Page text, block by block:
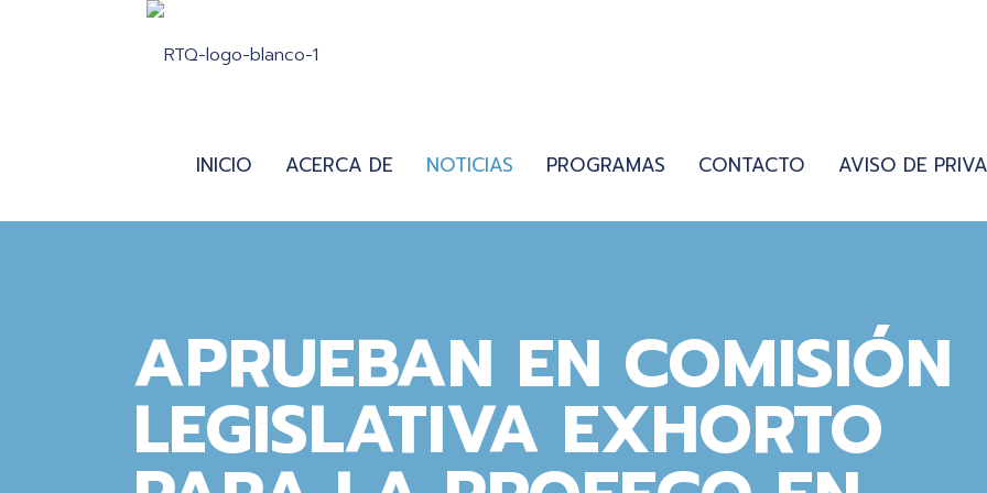
INICIO ACERCA DE NOTICIAS PROGRAMAS CONTACTO AVISO DE
APRUEBAN EN COMISIÓN
LEGISLATIVA EXHORTO